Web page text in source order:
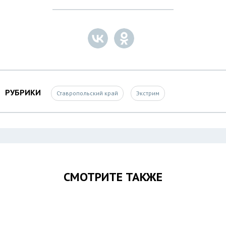
РУБРИКИ Ставропольский край Экстрим
СМОТРИТЕ ТАКЖЕ